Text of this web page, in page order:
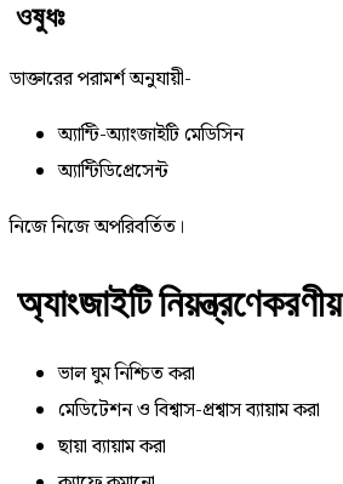
ওষুধঃ
ডাক্তারের পরামর্শ অনুযায়ী-
অ্যান্টি-অ্যাংজাইটি মেডিসিন
অ্যান্টিডিপ্রেসেন্ট
নিজে নিজে অপরিবর্তিত।
অ্যাংজাইটি নিয়ন্ত্রণেকরণীয়
ভাল ঘুম নিশ্চিত করা
মেডিটেশন ও বিশ্বাস-প্রশ্বাস ব্যায়াম করা
ছায়া ব্যায়াম করা